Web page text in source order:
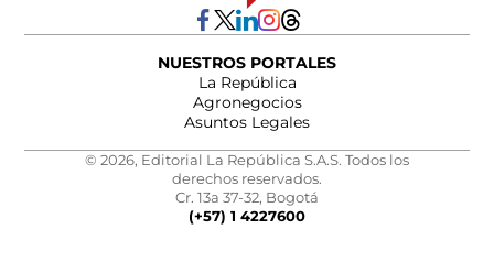
NUESTROS PORTALES
La República
Agronegocios
Asuntos Legales
© 2026, Editorial La República S.A.S. Todos los
derechos reservados.
Cr. 13a 37-32, Bogotá
(+57) 1 4227600